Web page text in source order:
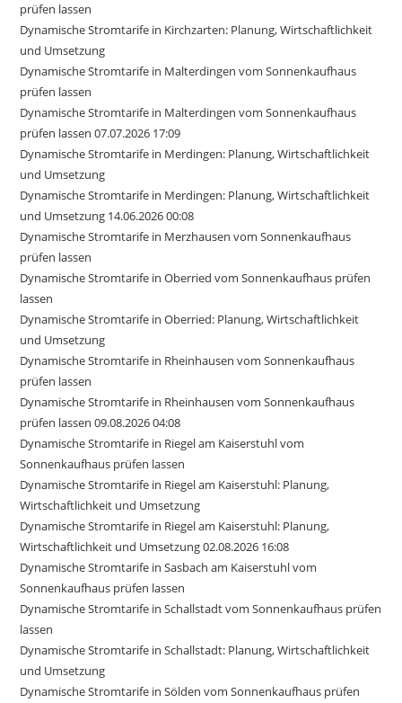
prüfen lassen
Dynamische Stromtarife in Kirchzarten: Planung, Wirtschaftlichkeit
und Umsetzung
Dynamische Stromtarife in Malterdingen vom Sonnenkaufhaus
prüfen lassen
Dynamische Stromtarife in Malterdingen vom Sonnenkaufhaus
prüfen lassen 07.07.2026 17:09
Dynamische Stromtarife in Merdingen: Planung, Wirtschaftlichkeit
und Umsetzung
Dynamische Stromtarife in Merdingen: Planung, Wirtschaftlichkeit
und Umsetzung 14.06.2026 00:08
Dynamische Stromtarife in Merzhausen vom Sonnenkaufhaus
prüfen lassen
Dynamische Stromtarife in Oberried vom Sonnenkaufhaus prüfen
lassen
Dynamische Stromtarife in Oberried: Planung, Wirtschaftlichkeit
und Umsetzung
Dynamische Stromtarife in Rheinhausen vom Sonnenkaufhaus
prüfen lassen
Dynamische Stromtarife in Rheinhausen vom Sonnenkaufhaus
prüfen lassen 09.08.2026 04:08
Dynamische Stromtarife in Riegel am Kaiserstuhl vom
Sonnenkaufhaus prüfen lassen
Dynamische Stromtarife in Riegel am Kaiserstuhl: Planung,
Wirtschaftlichkeit und Umsetzung
Dynamische Stromtarife in Riegel am Kaiserstuhl: Planung,
Wirtschaftlichkeit und Umsetzung 02.08.2026 16:08
Dynamische Stromtarife in Sasbach am Kaiserstuhl vom
Sonnenkaufhaus prüfen lassen
Dynamische Stromtarife in Schallstadt vom Sonnenkaufhaus prüfen
lassen
Dynamische Stromtarife in Schallstadt: Planung, Wirtschaftlichkeit
und Umsetzung
Dynamische Stromtarife in Sölden vom Sonnenkaufhaus prüfen